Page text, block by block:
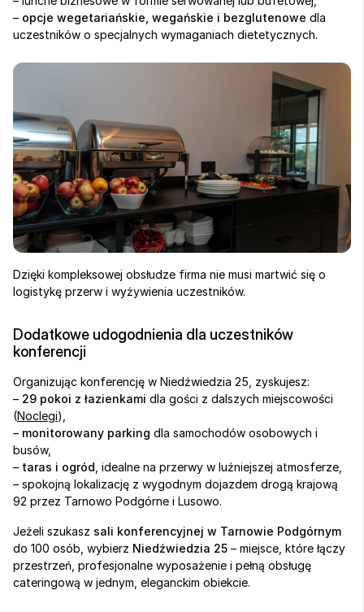
– opcje wegetariańskie, wegańskie i bezglutenowe dla
uczestników o specjalnych wymaganiach dietetycznych.
Dzięki kompleksowej obsłudze firma nie musi martwić się o
logistykę przerw i wyżywienia uczestników.
Dodatkowe udogodnienia dla uczestników
konferencji
Organizując konferencję w Niedźwiedzia 25, zyskujesz:
– 29 pokoi z łazienkami dla gości z dalszych miejscowości
(Noclegi),
– monitorowany parking dla samochodów osobowych i
busów,
– taras i ogród , idealne na przerwy w luźniejszej atmosferze,
– spokojną lokalizację z wygodnym dojazdem drogą krajową
92 przez Tarnowo Podgórne i Lusowo.
Jeżeli szukasz sali konferencyjnej w Tarnowie Podgórnym
do 100 osób, wybierz Niedźwiedzia 25 – miejsce, które łączy
przestrzeń, profesjonalne wyposażenie i pełną obsługę
cateringową w jednym, eleganckim obiekcie.